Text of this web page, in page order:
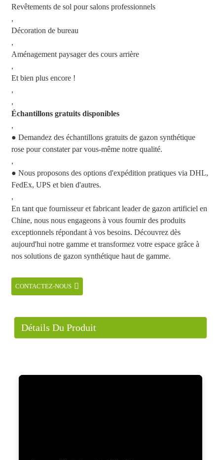
Revêtements de sol pour salons professionnels
,
Décoration de bureau
,
Aménagement paysager des cours arrière
,
Et bien plus encore !
,
,
Échantillons gratuits disponibles
,
● Demandez des échantillons gratuits de gazon synthétique
rose pour constater par vous-même notre qualité.
,
● Nous proposons des options d'expédition pratiques via DHL,
FedEx, UPS et bien d'autres.
,
En tant que fournisseur et fabricant leader de gazon artificiel en
Chine, nous nous engageons à vous fournir des produits
exceptionnels répondant à vos besoins. Découvrez dès
aujourd'hui notre gamme et transformez votre espace grâce à
nos solutions de gazon synthétique haut de gamme.
CONTACTEZ-NOUS
Détails Du Produit